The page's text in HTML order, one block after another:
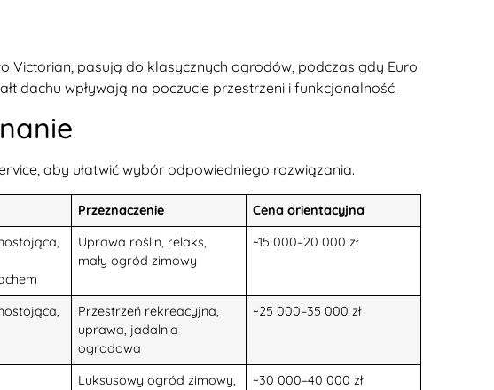
Victorian, pasują do klasycznych ogrodów, podczas gdy Euro
dachu wpływają na poczucie przestrzeni i funkcjonalność.
aby ułatwić wybór odpowiedniego rozwiązania.
Przeznaczenie
Cena orientacyjna
Uprawa roślin, relaks,
mały ogród zimowy
~15 000–20 000 zł
Przestrzeń rekreacyjna,
uprawa, jadalnia
ogrodowa
~25 000–35 000 zł
Luksusowy ogród zimowy,
~30 000–40 000 zł